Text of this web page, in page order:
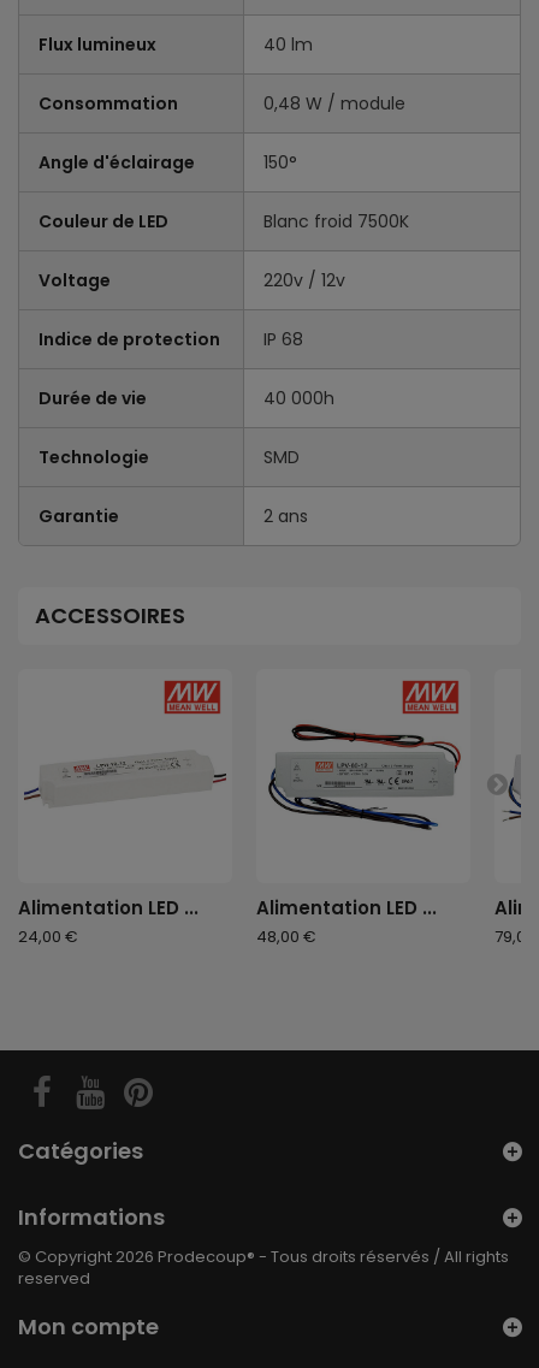
Flux lumineux 40 lm
Consommation 0,48 W / module
Angle d'éclairage 150°
Couleur de LED Blanc froid 7500K
Voltage 220v / 12v
Indice de protection IP 68
Durée de vie 40 000h
Technologie SMD
Garantie 2 ans
ACCESSOIRES
Alimentation LED ...
24,00 €
Alimentation LED ...
48,00 €
Catégories
Informations
© Copyright 2026 Prodecoup® - Tous droits réservés / All rights
reserved
Mon compte